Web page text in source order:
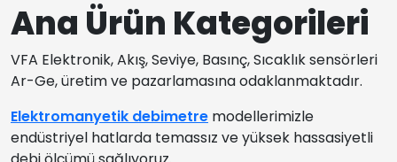
Ana Ürün Kategorileri
VFA Elektronik, Akış, Seviye, Basınç, Sıcaklık sensörleri
Ar-Ge, üretim ve pazarlamasına odaklanmaktadır.
Elektromanyetik debimetre modellerimizle
endüstriyel hatlarda temassız ve yüksek hassasiyetli